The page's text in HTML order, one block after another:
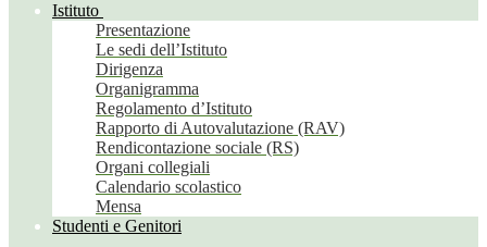
Istituto
Presentazione
Le sedi dell’Istituto
Dirigenza
Organigramma
Regolamento d’Istituto
Rapporto di Autovalutazione (RAV)
Rendicontazione sociale (RS)
Organi collegiali
Calendario scolastico
Mensa
Studenti e Genitori